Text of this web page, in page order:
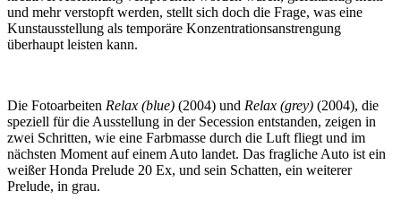
und mehr verstopft werden, stellt sich doch die Frage, was eine
Kunstausstellung als temporäre Konzentrationsanstrengung
überhaupt leisten kann.
Die Fotoarbeiten Relax (blue) (2004) und Relax (grey) (2004), die
speziell für die Ausstellung in der Secession entstanden, zeigen in
zwei Schritten, wie eine Farbmasse durch die Luft fliegt und im
nächsten Moment auf einem Auto landet. Das fragliche Auto ist ein
weißer Honda Prelude 20 Ex, und sein Schatten, ein weiterer
Prelude, in grau.